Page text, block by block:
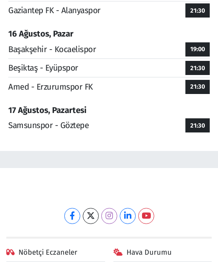
Gaziantep FK - Alanyaspor 21:30
16 Ağustos, Pazar
Başakşehir - Kocaelispor
19:00
Beşiktaş - Eyüpspor 21:30
Amed - Erzurumspor FK 21:30
17 Ağustos, Pazartesi
Samsunspor - Göztepe
21:30
Nöbetçi Eczaneler Hava Durumu